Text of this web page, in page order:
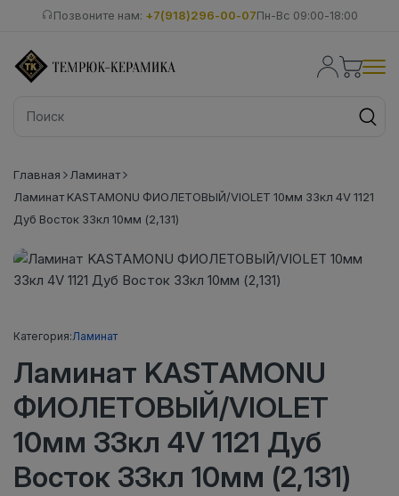
Позвоните нам: +7(918)296-00-07Пн-Вс 09:00-18:00
Главная
Ламинат
Ламинат KASTAMONU ФИОЛЕТОВЫЙ/VIOLET 10мм 33кл 4V 1121
Дуб Восток 33кл 10мм (2,131)
Категория:Ламинат
Ламинат KASTAMONU
ФИОЛЕТОВЫЙ/VIOLET
10мм 33кл 4V 1121 Дуб
Восток 33кл 10мм (2,131)